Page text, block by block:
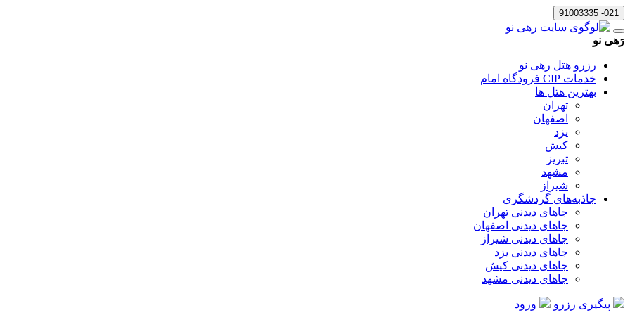
021- 91003335
رَهی نو
رزرو هتل رهی نو
خدمات CIP فرودگاه امام
بهترین هتل ها
تهران
اصفهان
یزد
کیش
تبریز
مشهد
شیراز
جاذبه‌های گردشگری
جاهای دیدنی تهران
جاهای دیدنی اصفهان
جاهای دیدنی شیراز
جاهای دیدنی یزد
جاهای دیدنی کیش
جاهای دیدنی مشهد
پیگیری رزرو ورود